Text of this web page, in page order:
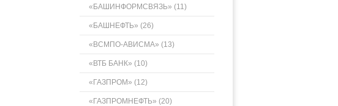
«БАШИНФОРМСВЯЗЬ» (11)
«БАШНЕФТЬ» (26)
«ВСМПО-АВИСМА» (13)
«ВТБ БАНК» (10)
«ГАЗПРОМ» (12)
«ГАЗПРОМНЕФТЬ» (20)